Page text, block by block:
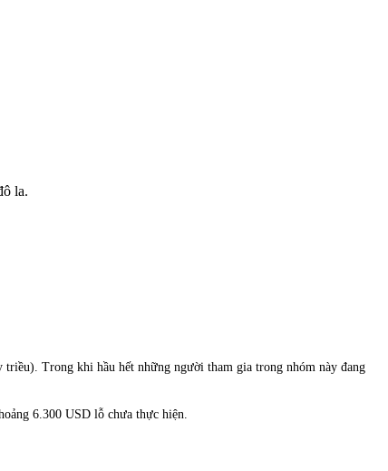
la.
Trong khi hầu hết những người tham gia trong nhóm này đang
6.300 USD lỗ chưa thực hiện.